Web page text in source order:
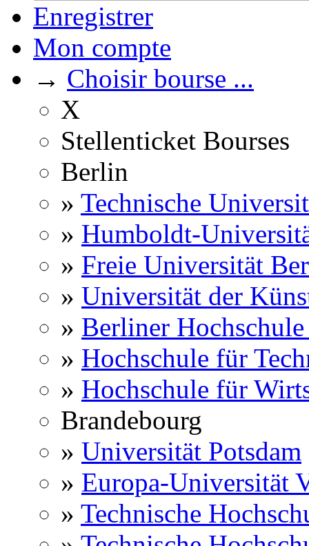
Enregistrer
Mon compte
→ Choisir bourse ...
X
Stellenticket Bourses
Berlin
» Technische
» Humboldt-
» Freie Universität
» Universität der
» Berliner
» Hochschule für
» Hochschule für
Brandebourg
» Universität Potsdam
» Europa-Universität
» Technische